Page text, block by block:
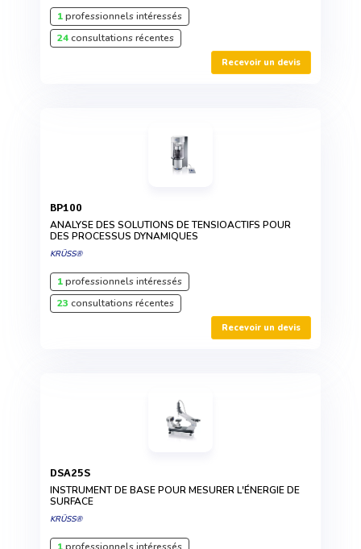
1professionnels intéressés
24consultations récentes
Recevoir un devis
BP100
ANALYSE DES SOLUTIONS DE TENSIOACTIFS POUR
DES PROCESSUS DYNAMIQUES
KRÜSS®
1professionnels intéressés
23 consultations récentes
Recevoir un devis
DSA25S
INSTRUMENT DE BASE POUR MESURER L'ÉNERGIE DE
SURFACE
KRÜSS®